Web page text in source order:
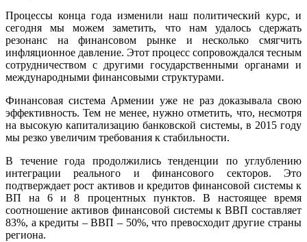
Процессы конца года изменили наш политический курс, и
сегодня мы можем заметить, что нам удалось сдержать
резонанс на финансовом рынке и несколько смягчить
инфляционное давление. Этот процесс сопровождался тесным
сотрудничеством с другими государственными органами и
международными финансовыми структурами.
Финансовая система Армении уже не раз доказывала свою
эффективность. Тем не менее, нужно отметить, что, несмотря
на высокую капитализацию банковской системы, в 2015 году
мы резко увеличим требования к стабильности.
В течение года продолжились тенденции по углублению
интеграции реального и финансового секторов. Это
подтверждает рост активов и кредитов финансовой системы к
ВП на 6 и 8 процентных пунктов. В настоящее время
соотношение активов финансовой системы к ВВП составляет
83%, а кредиты – ВВП – 50%, что превосходит другие страны
региона.